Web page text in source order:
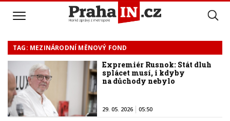
TAG: MEZINÁRODNÍ MĚNOVÝ FOND
Expremiér Rusnok: Stát dluh
splácet musí, i kdyby
na důchody nebylo
29. 05. 2026 05:50